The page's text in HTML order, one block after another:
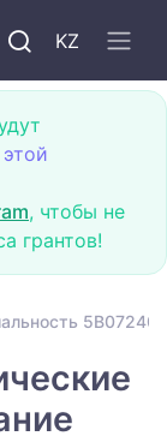
KZ
этой
, чтобы не
грантов!